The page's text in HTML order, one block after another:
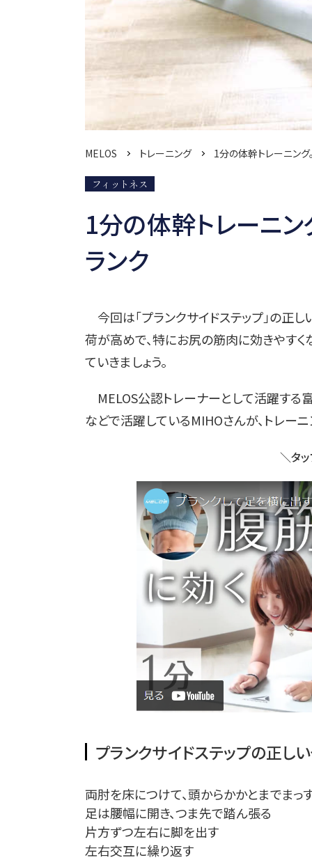
MELOS トレーニング 1分の体幹トレーニン
フィットネス
1分の体幹トレーニ
ランク
今回は「プランクサイドステップ」の正
荷が高めで、特にお尻の筋肉に効きやすく
ていきましょう。
MELOS公認トレーナーとして活躍する
などで活躍しているMIHOさんが、トレー
＼タ
プランクサイドステップの正し
両肘を床につけて、頭からかかとまでまっ
足は腰幅に開き、つま先で踏ん張る
片方ずつ左右に脚を出す
左右交互に繰り返す